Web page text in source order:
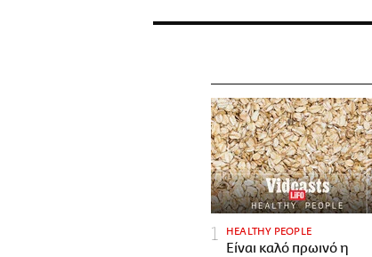
HEALTHY PEOPLE
Είναι καλό πρωινό η